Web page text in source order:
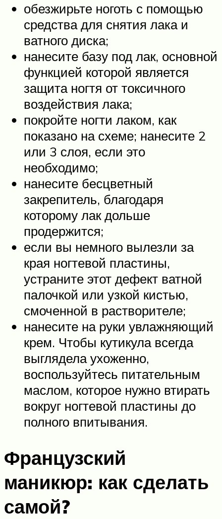
обезжирьте ноготь с помощью
средства для снятия лака и
ватного диска;
нанесите базу под лак, основной
функцией которой является
защита ногтя от токсичного
воздействия лака;
покройте ногти лаком, как
показано на схеме; нанесите 2
или 3 слоя, если это
необходимо;
нанесите бесцветный
закрепитель, благодаря
которому лак дольше
продержится;
если вы немного вылезли за
края ногтевой пластины,
устраните этот дефект ватной
палочкой или узкой кистью,
смоченной в растворителе;
нанесите на руки увлажняющий
крем. Чтобы кутикула всегда
выглядела ухоженно,
воспользуйтесь питательным
маслом, которое нужно втирать
вокруг ногтевой пластины до
полного впитывания.
Французский
маникюр: как сделать
самой?